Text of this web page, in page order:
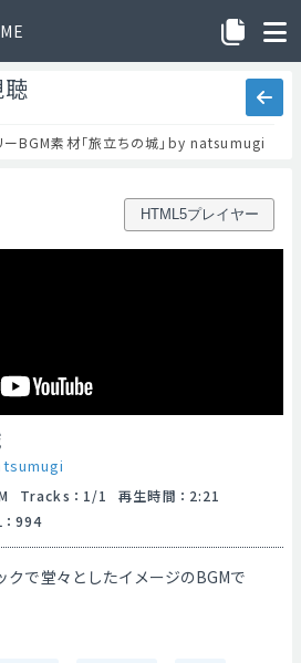
ーBGM素材「旅立ちの城」by natsumugi
HTML5プレイヤー
Tracks ： 1/1 再生時間 ： 2:21
： 994
クで堂々としたイメージのBGMで